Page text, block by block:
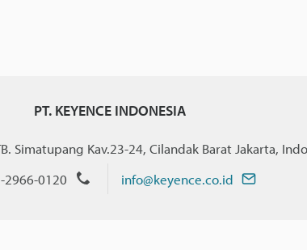
PT. KEYENCE INDONESIA
Simatupang Kav.23-24, Cilandak Barat Jakarta,
2966-0120
info@keyence.co.id